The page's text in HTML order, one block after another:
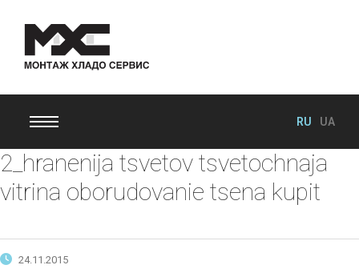
RU UA
2_hranenija tsvetov tsvetochnaja
vitrina oborudovanie tsena kupit
24.11.2015